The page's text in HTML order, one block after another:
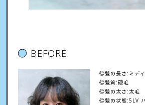
BEFORE
◎髪の長さ:ミディ
◎髪質:硬毛
◎髪の太さ:太毛
◎髪の状態:5LV